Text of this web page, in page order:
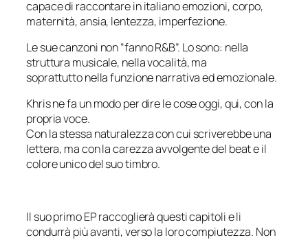
capace di raccontare in italiano emozioni, corpo,
maternità, ansia, lentezza, imperfezione.
Le sue canzoni non “fanno R&B”. Lo sono: nella
struttura musicale, nella vocalità, ma
soprattutto nella funzione narrativa ed emozionale.
Khris ne fa un modo per dire le cose oggi, qui, con la
propria voce.
Con la stessa naturalezza con cui scriverebbe una
lettera, ma con la carezza avvolgente del beat e il
colore unico del suo timbro.
Il suo primo EP raccoglierà questi capitoli e li
condurrà più avanti, verso la loro compiutezza. Non